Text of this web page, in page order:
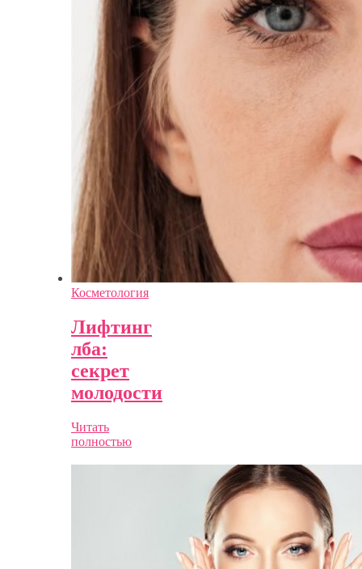
Косметология
Лифтинг
лба:
секрет
молодости
Читать
полностью